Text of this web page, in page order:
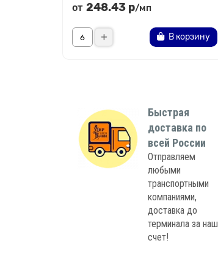
от 248.43 р/мп
В корзину
Быстрая
доставка по
всей России
Отправляем
любыми
транспортными
компаниями,
доставка до
терминала за наш
счет!